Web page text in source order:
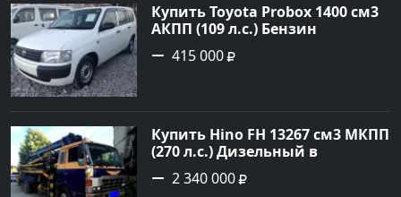
Купить Toyota Probox 1400 см3
АКПП (109 л.с.) Бензин
инжектор в Новороссийск:
цвет белый Универсал 2010
Авторынок23
415 000
Купить Hino FH 13267 см3 МКПП
(270 л.с.) Дизельный в
г.Краснодар: цвет Синий
Грузовые шасси 1992 года по
2 340 000